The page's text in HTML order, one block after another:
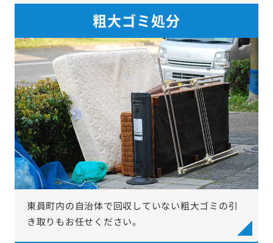
粗大ゴミ処分
東員町内の自治体で回収していない粗大ゴミの引
き取りもお任せください。